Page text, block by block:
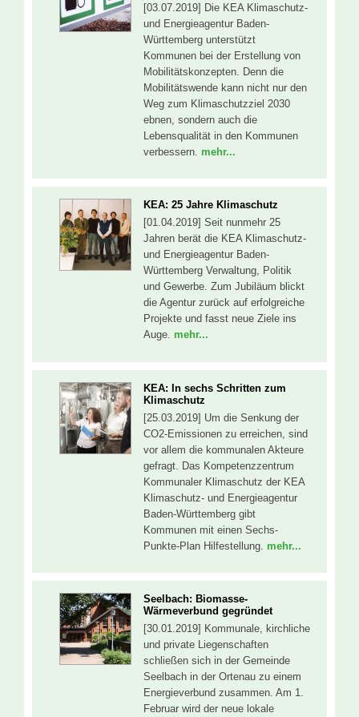
[03.07.2019] Die KEA Klimaschutz-
und Energieagentur Baden-
Württemberg unterstützt
Kommunen bei der Erstellung von
Mobilitätskonzepten. Denn die
Mobilitätswende kann nicht nur den
Weg zum Klimaschutzziel 2030
ebnen, sondern auch die
Lebensqualität in den Kommunen
verbessern. mehr...
KEA: 25 Jahre Klimaschutz
[01.04.2019] Seit nunmehr 25
Jahren berät die KEA Klimaschutz-
und Energieagentur Baden-
Württemberg Verwaltung, Politik
und Gewerbe. Zum Jubiläum blickt
die Agentur zurück auf erfolgreiche
Projekte und fasst neue Ziele ins
Auge. mehr...
KEA: In sechs Schritten zum
Klimaschutz
[25.03.2019] Um die Senkung der
CO2-Emissionen zu erreichen, sind
vor allem die kommunalen Akteure
gefragt. Das Kompetenzzentrum
Kommunaler Klimaschutz der KEA
Klimaschutz- und Energieagentur
Baden-Württemberg gibt
Kommunen mit einen Sechs-
Punkte-Plan Hilfestellung. mehr...
Seelbach: Biomasse-
Wärmeverbund gegründet
[30.01.2019] Kommunale, kirchliche
und private Liegenschaften
schließen sich in der Gemeinde
Seelbach in der Ortenau zu einem
Energieverbund zusammen. Am 1.
Februar wird der neue lokale